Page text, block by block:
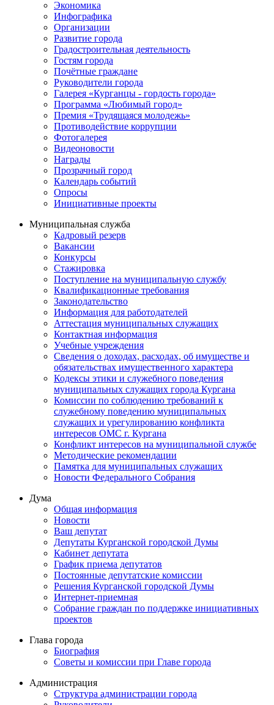
Экономика
Инфографика
Организации
Развитие города
Градостроительная деятельность
Гостям города
Почётные граждане
Руководители города
Галерея «Курганцы - гордость города»
Программа «Любимый город»
Премия «Трудящаяся молодежь»
Противодействие коррупции
Фотогалерея
Видеоновости
Награды
Прозрачный город
Календарь событий
Опросы
Инициативные проекты
Муниципальная служба
Кадровый резерв
Вакансии
Конкурсы
Стажировка
Поступление на муниципальную службу
Квалификационные требования
Законодательство
Информация для работодателей
Аттестация муниципальных служащих
Контактная информация
Учебные учреждения
Сведения о доходах, расходах, об имуществе и
обязательствах имущественного характера
Кодексы этики и служебного поведения
муниципальных служащих города Кургана
Комиссии по соблюдению требований к
служебному поведению муниципальных
служащих и урегулированию конфликта
интересов ОМС г. Кургана
Конфликт интересов на муниципальной службе
Методические рекомендации
Памятка для муниципальных служащих
Новости Федерального Cобрания
Дума
Общая информация
Новости
Ваш депутат
Депутаты Курганской городской Думы
Кабинет депутата
График приема депутатов
Постоянные депутатские комиссии
Решения Курганской городской Думы
Интернет-приемная
Собрание граждан по поддержке инициативных
проектов
Глава города
Биография
Советы и комиссии при Главе города
Администрация
Структура администрации города